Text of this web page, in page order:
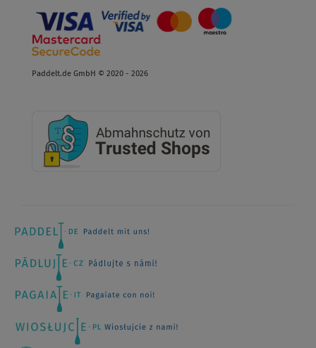
Paddelt.de GmbH © 2020 - 2026